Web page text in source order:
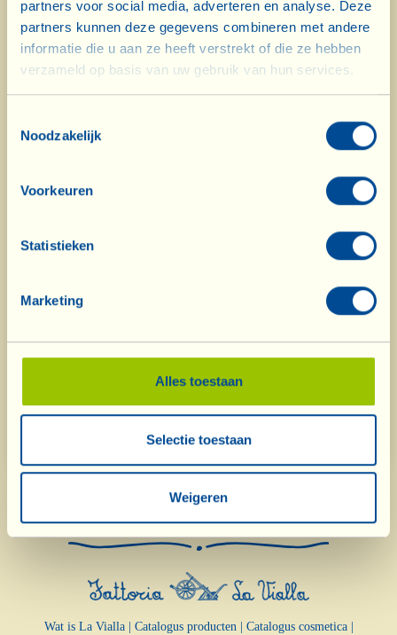
partners voor social media, adverteren en analyse. Deze
partners kunnen deze gegevens combineren met andere
informatie die u aan ze heeft verstrekt of die ze hebben
verzameld op basis van uw gebruik van hun services.
Noodzakelijk
Voorkeuren
Statistieken
Marketing
Alles toestaan
Selectie toestaan
Weigeren
president van de provincie Arezzo is hierbij
aanwezig.
De nieuwe olijfoliemolen is begonnen te werken
Wat is La Vialla| Catalogus producten| Catalogus cosmetica|